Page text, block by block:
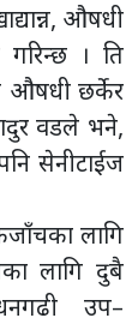
औषधी
। ति
औषधी छर्केर
वडले भने,
सेनीटाईज
लागि
लागि दुबै
उप–